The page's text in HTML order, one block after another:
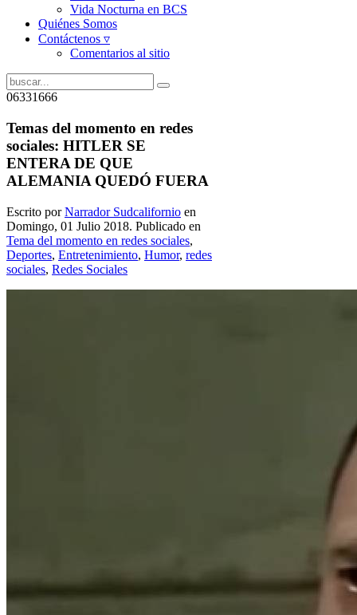
Vida Nocturna en BCS
Quiénes Somos
Contáctenos ▿
Comentarios al sitio
06331666
Temas del momento en redes
sociales: HITLER SE
ENTERA DE QUE
ALEMANIA QUEDÓ FUERA
Escrito porNarrador Sudcalifornio en
Domingo, 01 Julio 2018. Publicado en
Tema del momento en redes sociales,
Deportes, Entretenimiento, Humor, redes
sociales, Redes Sociales